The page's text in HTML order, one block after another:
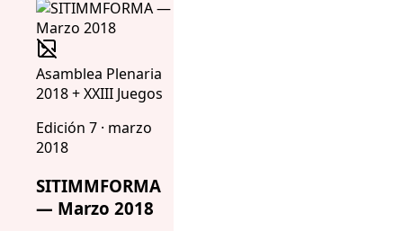
Asamblea Plenaria
2018 + XXIII Juegos
Edición 7 · marzo
2018
SITIMMFORMA
— Marzo 2018